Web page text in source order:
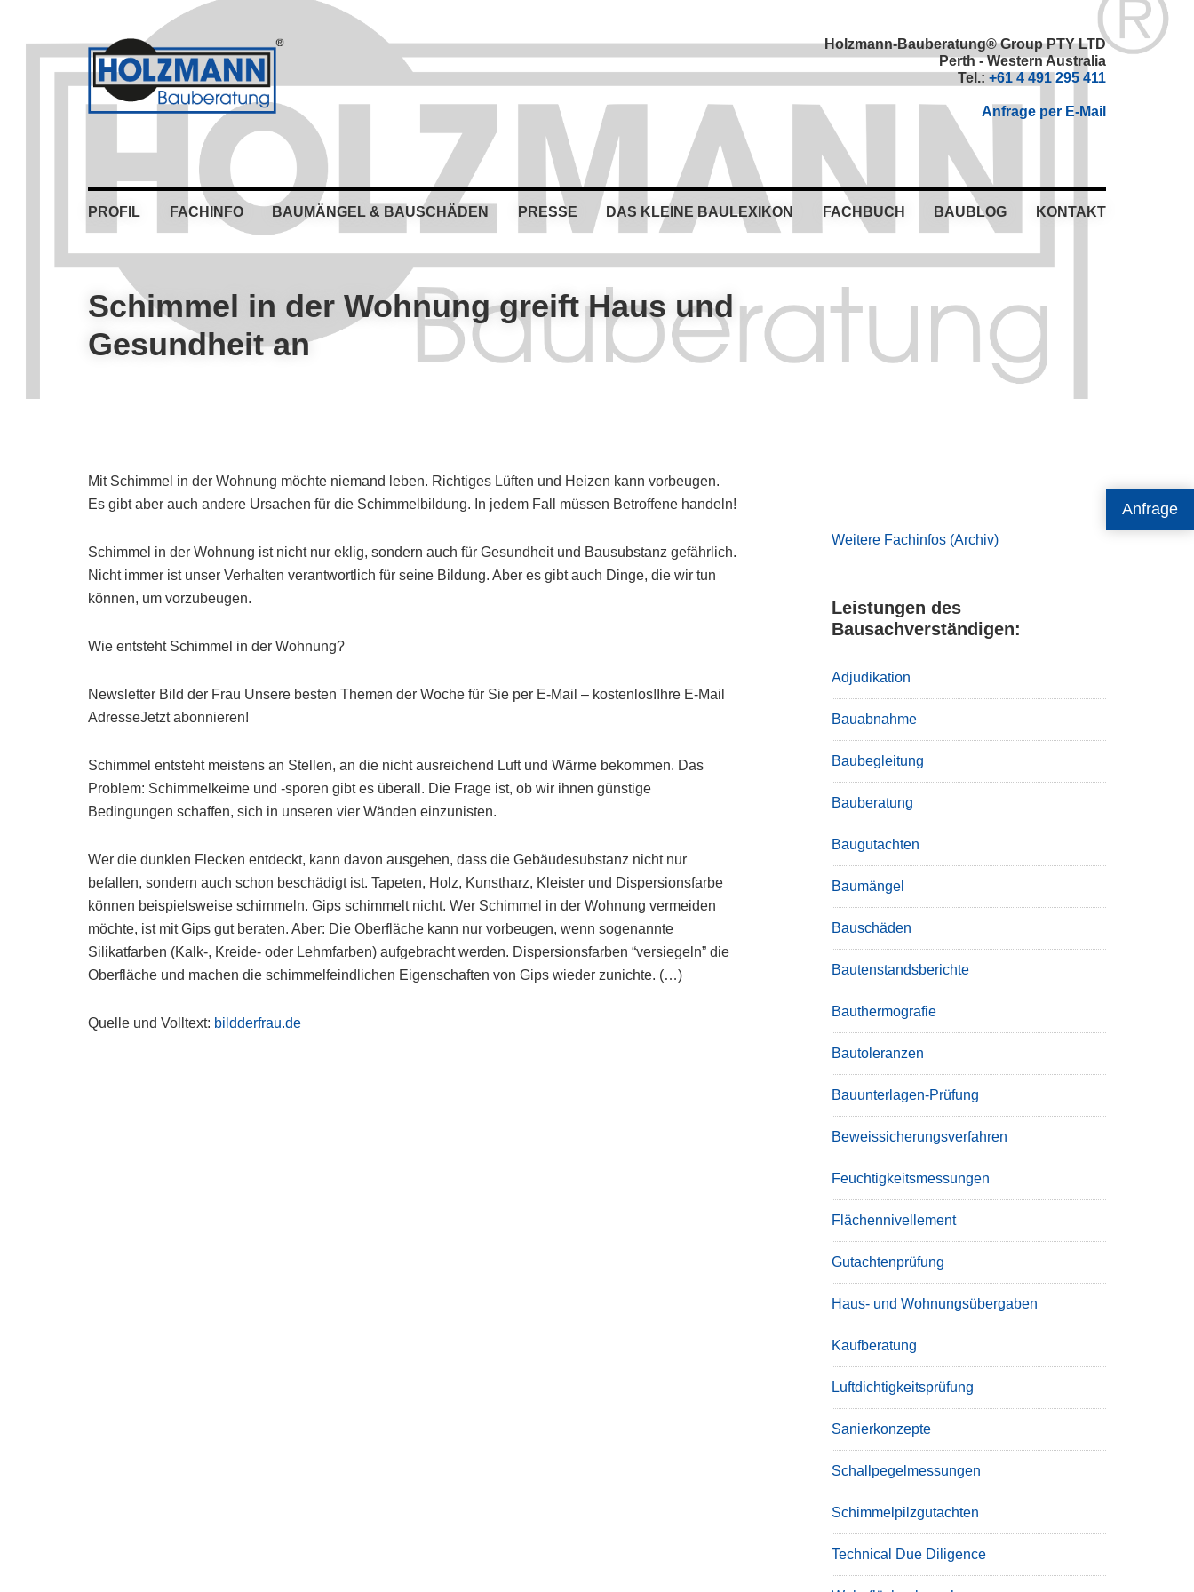
Anfrage
primary
primary
Holzmann-Bauberatung® Group PTY LTD
Perth - Western Australia
Tel.: +61 4 491 295 411
Anfrage per E-Mail
PROFIL FACHINFO BAUMÄNGEL & BAUSCHÄDEN PRESSE DAS KLEINE BAULEXIKON FACHBUCH BAUBLOG KONTAKT
Schimmel in der Wohnung greift Haus und
Gesundheit an
Mit Schimmel in der Wohnung möchte niemand leben. Richtiges Lüften und Heizen kann vorbeugen.
Es gibt aber auch andere Ursachen für die Schimmelbildung. In jedem Fall müssen Betroffene handeln!
Schimmel in der Wohnung ist nicht nur eklig, sondern auch für Gesundheit und Bausubstanz gefährlich.
Nicht immer ist unser Verhalten verantwortlich für seine Bildung. Aber es gibt auch Dinge, die wir tun
können, um vorzubeugen.
Wie entsteht Schimmel in der Wohnung?
Newsletter Bild der Frau Unsere besten Themen der Woche für Sie per E-Mail – kostenlos!Ihre E-Mail
AdresseJetzt abonnieren!
Schimmel entsteht meistens an Stellen, an die nicht ausreichend Luft und Wärme bekommen. Das
Problem: Schimmelkeime und -sporen gibt es überall. Die Frage ist, ob wir ihnen günstige
Bedingungen schaffen, sich in unseren vier Wänden einzunisten.
Wer die dunklen Flecken entdeckt, kann davon ausgehen, dass die Gebäudesubstanz nicht nur
befallen, sondern auch schon beschädigt ist. Tapeten, Holz, Kunstharz, Kleister und Dispersionsfarbe
können beispielsweise schimmeln. Gips schimmelt nicht. Wer Schimmel in der Wohnung vermeiden
möchte, ist mit Gips gut beraten. Aber: Die Oberfläche kann nur vorbeugen, wenn sogenannte
Silikatfarben (Kalk-, Kreide- oder Lehmfarben) aufgebracht werden. Dispersionsfarben “versiegeln” die
Oberfläche und machen die schimmelfeindlichen Eigenschaften von Gips wieder zunichte. (…)
Quelle und Volltext: bildderfrau.de
Weitere Fachinfos (Archiv)
Leistungen des
Bausachverständigen:
Adjudikation
Bauabnahme
Baubegleitung
Bauberatung
Baugutachten
Baumängel
Bauschäden
Bautenstandsberichte
Bauthermografie
Bautoleranzen
Bauunterlagen-Prüfung
Beweissicherungsverfahren
Feuchtigkeitsmessungen
Flächennivellement
Gutachtenprüfung
Haus- und Wohnungsübergaben
Kaufberatung
Luftdichtigkeitsprüfung
Sanierkonzepte
Schallpegelmessungen
Schimmelpilzgutachten
Technical Due Diligence